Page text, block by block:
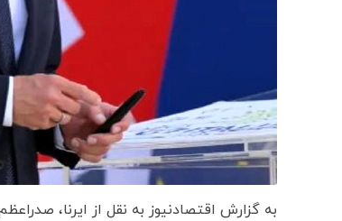
به گزارش اقتصادنیوز به نقل از ایرنا،